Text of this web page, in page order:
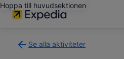
Hoppa till huvudsektionen
Se alla aktiviteter